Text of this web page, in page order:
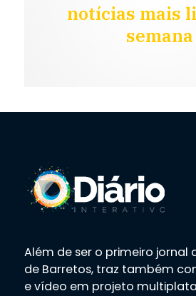
notícias mais
semana
Além de ser o primeiro jornal
de Barretos, traz também
e vídeo em projeto